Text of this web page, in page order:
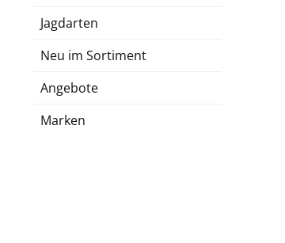
Jagdarten
Neu im Sortiment
Angebote
Marken